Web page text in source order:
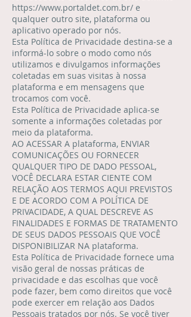
https://www.portaldet.com.br/ e
qualquer outro site, plataforma ou
aplicativo operado por nós.
Esta Política de Privacidade destina-se a
informá-lo sobre o modo como nós
utilizamos e divulgamos informações
coletadas em suas visitas à nossa
plataforma e em mensagens que
trocamos com você.
Esta Política de Privacidade aplica-se
somente a informações coletadas por
meio da plataforma.
AO ACESSAR A plataforma, ENVIAR
COMUNICAÇÕES OU FORNECER
QUALQUER TIPO DE DADO PESSOAL,
VOCÊ DECLARA ESTAR CIENTE COM
RELAÇÃO AOS TERMOS AQUI PREVISTOS
E DE ACORDO COM A POLÍTICA DE
PRIVACIDADE, A QUAL DESCREVE AS
FINALIDADES E FORMAS DE TRATAMENTO
DE SEUS DADOS PESSOAIS QUE VOCÊ
DISPONIBILIZAR NA plataforma.
Esta Política de Privacidade fornece uma
visão geral de nossas práticas de
privacidade e das escolhas que você
pode fazer, bem como direitos que você
pode exercer em relação aos Dados
Pessoais tratados por nós. Se você tiver